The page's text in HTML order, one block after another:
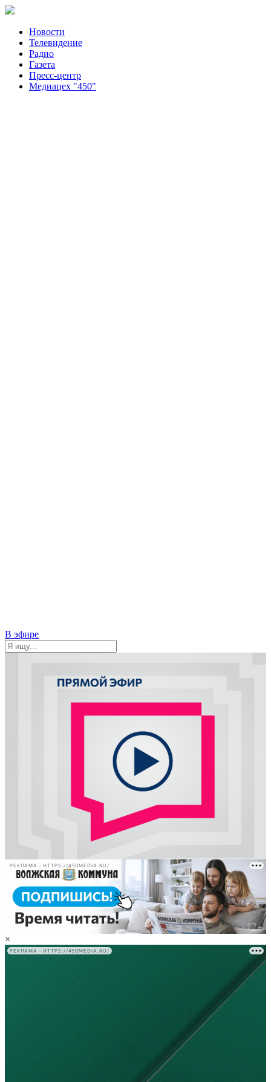
Новости
Телевидение
Радио
Газета
Пресс-центр
Медиацех "450"
В эфире
РЕКЛАМА • HTTPS://450MEDIA.RU/
×
РЕКЛАМА • HTTPS://450MEDIA.RU/